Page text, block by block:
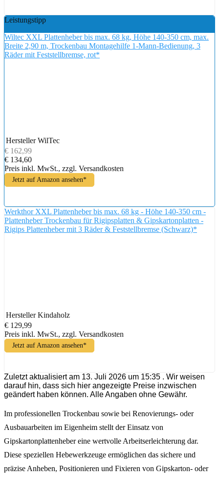
Leistungstipp
Wiltec XXL Plattenheber bis max. 68 kg, Höhe 140-350 cm, max.
Breite 2,90 m, Trockenbau Montagehilfe 1-Mann-Bedienung, 3
Räder mit Feststellbremse, rot*
Hersteller WilTec
€ 162,99
€ 134,60
Preis inkl. MwSt., zzgl. Versandkosten
Jetzt auf Amazon ansehen*
Werkthor XXL Plattenheber bis max. 68 kg - Höhe 140-350 cm -
Plattenheber Trockenbau für Rigipsplatten & Gipskartonplatten -
Rigips Plattenheber mit 3 Räder & Feststellbremse (Schwarz)*
Hersteller Kindaholz
€ 129,99
Preis inkl. MwSt., zzgl. Versandkosten
Jetzt auf Amazon ansehen*
Zuletzt aktualisiert am 13. Juli 2026 um 15:35 . Wir weisen
darauf hin, dass sich hier angezeigte Preise inzwischen
geändert haben können. Alle Angaben ohne Gewähr.
Im professionellen Trockenbau sowie bei Renovierungs- oder
Ausbauarbeiten im Eigenheim stellt der Einsatz von
Gipskartonplattenheber eine wertvolle Arbeitserleichterung dar.
Diese speziellen Hebewerkzeuge ermöglichen das sichere und
präzise Anheben, Positionieren und Fixieren von Gipskarton- oder